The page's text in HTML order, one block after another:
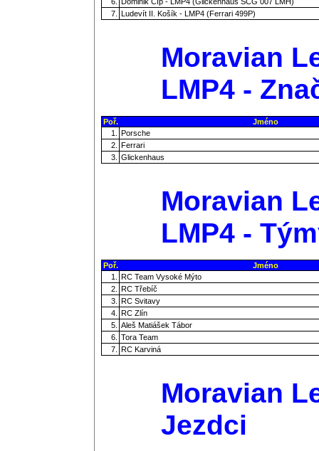
7.
Ludevít II. Košík - LMP4 (Ferrari 499P)
Moravian
LMP4 -
Poř.
Jméno
1.
Porsche
2.
Ferrari
3.
Glickenhaus
Moravian
LMP4 -
Poř.
Jméno
1.
RC Team Vysoké Mýto
2.
RC Třebíč
3.
RC Svitavy
4.
RC Zlín
5.
Aleš Matiášek Tábor
6.
Tora Team
7.
RC Karviná
Moravian
Jezdci